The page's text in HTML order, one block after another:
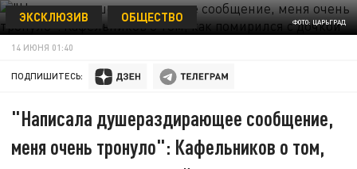
ФОТО: ЦАРЬГРАД
ЭКСКЛЮЗИВ ОБЩЕСТВО
14 ИЮНЯ 01:40
ПОДПИШИТЕСЬ:
"Написала душераздирающее сообщение,
меня очень тронуло": Кафельников о том,